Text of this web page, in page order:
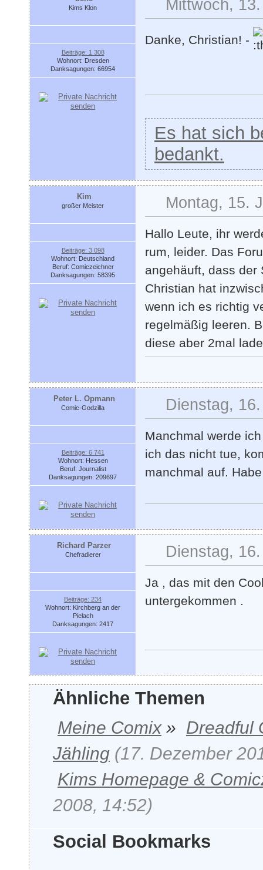
Kims Klon
Beiträge: 1 308
Wohnort: Dresden
Danksagungen: 66954
Mittwoch,
Danke, Christian! -
Es hat sich
bedankt.
Kim
großer Meister
Beiträge: 3 098
Wohnort: Deutschland
Beruf: Comiczeichner
Danksagungen: 58395
Montag, 15.
Hallo Leute, ihr
rum, leider. Das
angehäuft, dass der
Christian hat
wenn ich es richtig
regelmäßig leeren.
diese aber 2mal
Peter L. Opmann
Comic-Godzilla
Beiträge: 6 741
Wohnort: Hessen
Beruf: Journalist
Danksagungen: 209697
Dienstag,
Manchmal werde
ich das nicht tue,
manchmal auf.
Richard Parzer
Chefradierer
Beiträge: 234
Wohnort: Kirchberg an der
Pielach
Danksagungen: 2417
Dienstag,
Ja , das mit den
untergekommen .
Ähnliche Themen
Meine Comix» Dreadful
Jähling (17. Dezember
Kims Homepage &
2008, 14:52)
Social Bookmarks